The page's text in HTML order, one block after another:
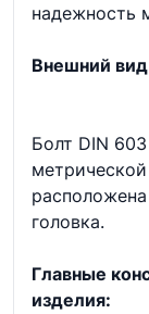
надежность
Внешний вид
Болт DIN
головка.
Главные
изделия: